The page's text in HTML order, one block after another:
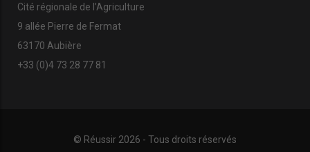
Cité régionale de l’Agriculture
9 allée Pierre de Fermat
63170 Aubière
+33 (0)4 73 28 77 81
© Réussir 2026 - Tous droits réservés